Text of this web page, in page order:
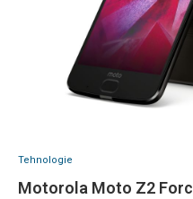
Tehnologie
Motorola Moto Z2